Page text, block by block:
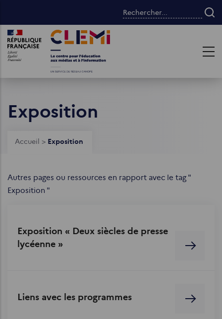
contenu
principal
Rechercher...
Images Images
Exposition
Fil
Accueil > Exposition
Autres pages ou ressources en rapport avec le tag "
Exposition "
Exposition « Deux siècles de presse
lycéenne »
Liens avec les programmes